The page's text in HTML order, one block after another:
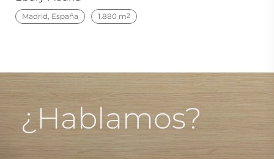
Madrid, España 1.880 m2
¿Hablamos?